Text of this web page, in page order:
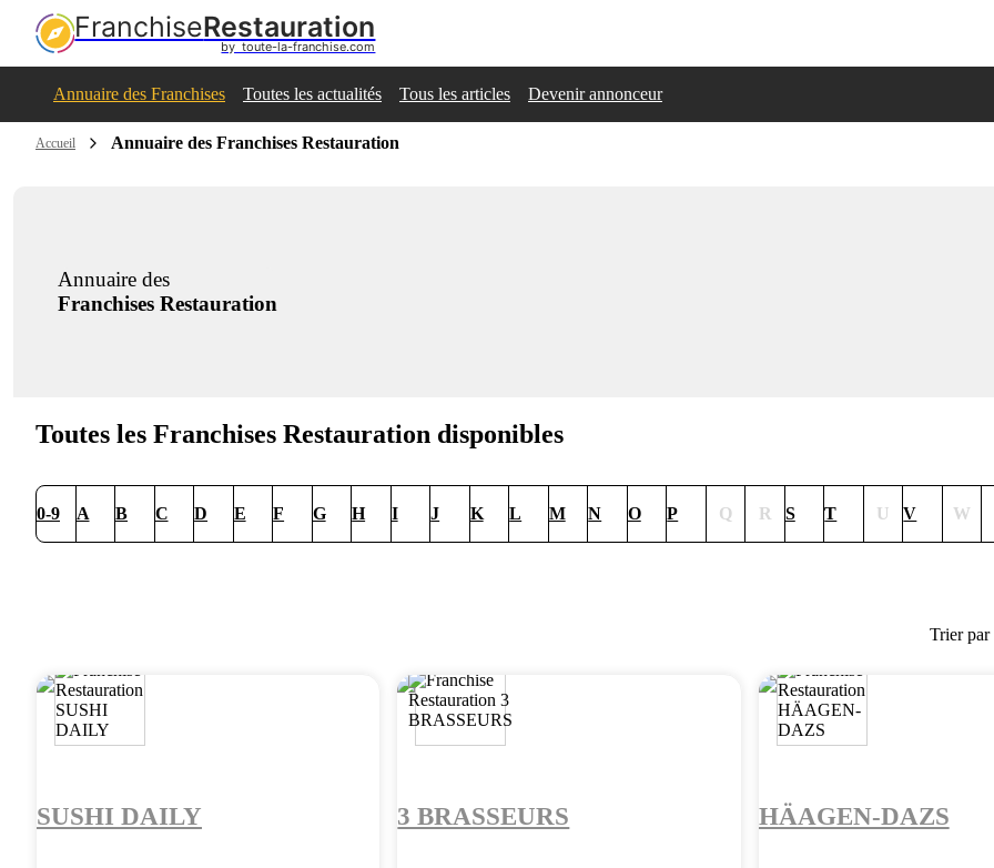
FranchiseRestauration
by  toute-la-franchise.com
Annuaire des Franchises Toutes les actualités Tous les articles Devenir annonceur
Accueil Annuaire des Franchises Restauration
Annuaire des
Franchises Restauration
Toutes les Franchises Restauration disponibles
0-9 A B C D E F G H I J K L M N O P Q R S T U V W
Trier par
SUSHI DAILY 3 BRASSEURS HÄAGEN-DAZS